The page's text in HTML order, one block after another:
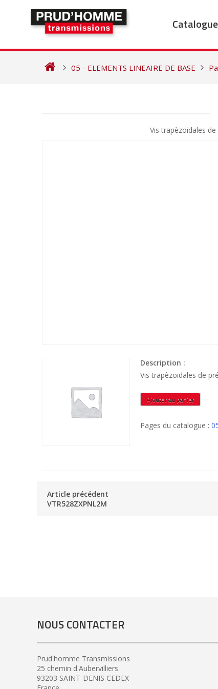
05 - ELEMENTS LINEAIRE DE BASE
Vis trapèzoidales
Description :
Vis trapèzoidales de
quantité
de
Ajouter au panier
Pages du catalogue :
Article précédent
VTR528ZXPNL2M
NOUS CONTACTER
Prud'homme Transmissions
25 chemin d'Aubervilliers
93203 SAINT-DENIS CEDEX